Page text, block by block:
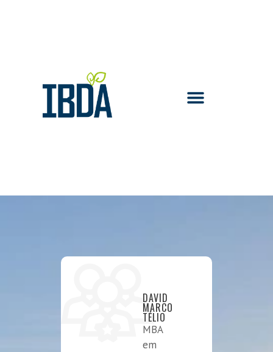
DAVID
MARCO
TÉLIO
MBA
em